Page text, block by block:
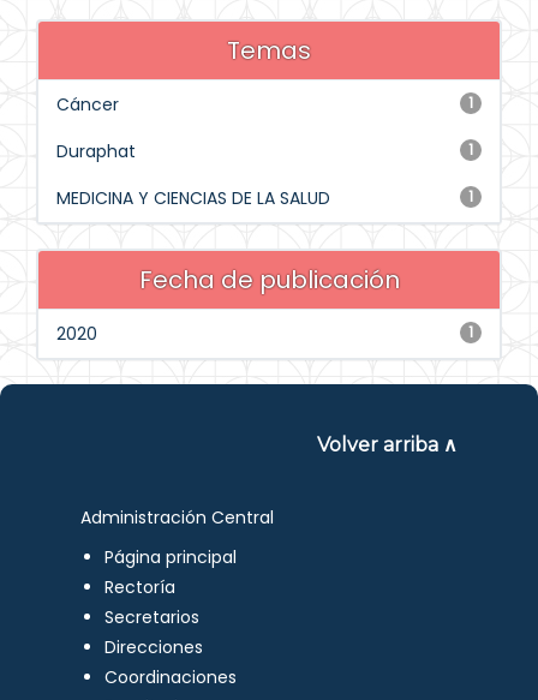
Temas
1
Cáncer
1
Duraphat
1
MEDICINA Y CIENCIAS DE LA SALUD
Fecha de publicación
1
2020
Volver arriba ∧
Administración Central
Página principal
Rectoría
Secretarios
Direcciones
Coordinaciones